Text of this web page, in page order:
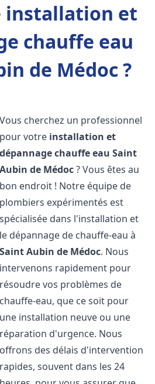
installation et
chauffe eau
de Médoc ?
Vous cherchez un professionnel
pour votre installation et
dépannage chauffe eau Saint
Aubin de Médoc? Vous êtes au
bon endroit ! Notre équipe de
plombiers expérimentés est
spécialisée dans l'installation et
le dépannage de chauffe-eau à
Saint Aubin de Médoc. Nous
intervenons rapidement pour
résoudre vos problèmes de
chauffe-eau, que ce soit pour
une installation neuve ou une
réparation d'urgence. Nous
offrons des délais d'intervention
rapides, souvent dans les 24